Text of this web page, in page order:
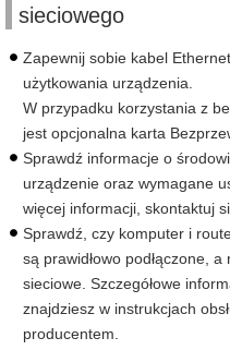
sieciowego
Zapewnij sobie kabel
użytkowania urządzenia.
W przypadku korzystania z
jest opcjonalna karta
Sprawdź informacje o
urządzenie oraz wymagane
więcej informacji, skontaktuj
Sprawdź, czy komputer i
są prawidłowo podłączone,
sieciowe. Szczegółowe
znajdziesz w instrukcjach
producentem.